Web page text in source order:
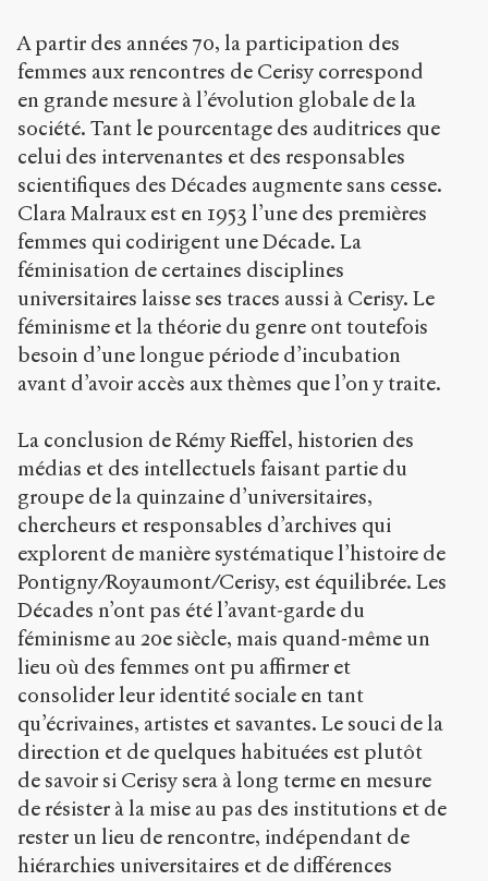
A partir des années 70, la participation des
femmes aux rencontres de Cerisy correspond
en grande mesure à l’évolution globale de la
société. Tant le pourcentage des auditrices que
celui des intervenantes et des responsables
scientifiques des Décades augmente sans cesse.
Clara Malraux est en 1953 l’une des premières
femmes qui codirigent une Décade. La
féminisation de certaines disciplines
universitaires laisse ses traces aussi à Cerisy. Le
féminisme et la théorie du genre ont toutefois
besoin d’une longue période d’incubation
avant d’avoir accès aux thèmes que l’on y traite.
La conclusion de Rémy Rieffel, historien des
médias et des intellectuels faisant partie du
groupe de la quinzaine d’universitaires,
chercheurs et responsables d’archives qui
explorent de manière systématique l’histoire de
Pontigny/Royaumont/Cerisy, est équilibrée. Les
Décades n’ont pas été l’avant-garde du
féminisme au 20e siècle, mais quand-même un
lieu où des femmes ont pu affirmer et
consolider leur identité sociale en tant
qu’écrivaines, artistes et savantes. Le souci de la
direction et de quelques habituées est plutôt
de savoir si Cerisy sera à long terme en mesure
de résister à la mise au pas des institutions et de
rester un lieu de rencontre, indépendant de
hiérarchies universitaires et de différences